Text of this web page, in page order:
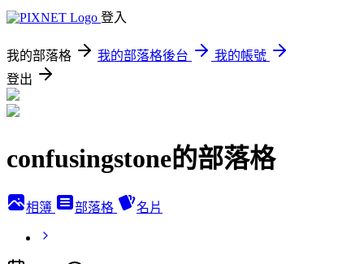
登入
我的部落格 我的部落格後台
我的帳號
登出
confusingstone的部落格
相簿 部落格 名片